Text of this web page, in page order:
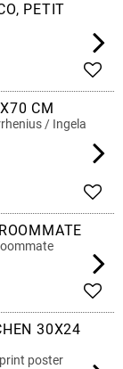
PETIT
Add
CM
/ Ingela
Add
Add
30X24
poster